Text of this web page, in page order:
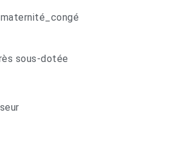
sous-dotée